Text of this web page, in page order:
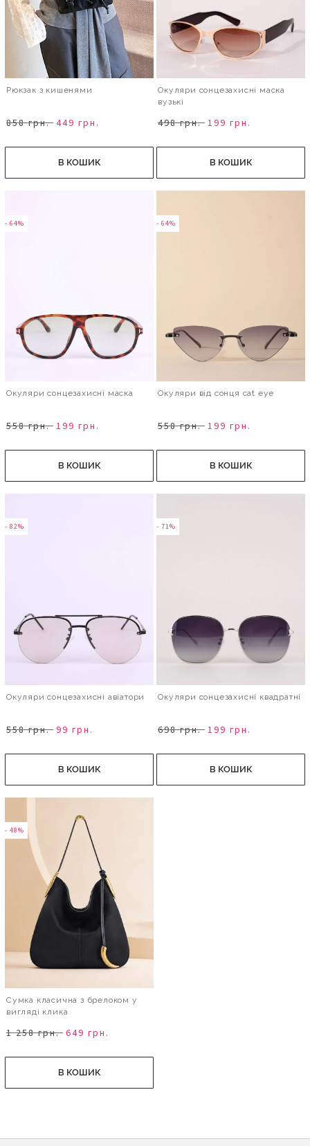
Рюкзак з кишенями
858 грн. 449 грн.
В КОШИК
Окуляри сонцезахисні маска
вузькі
498 грн. 199 грн.
В КОШИК
- 64%
Окуляри сонцезахисні маска
558 грн. 199 грн.
В КОШИК
- 64%
Окуляри від сонця cat eye
558 грн. 199 грн.
В КОШИК
- 82%
Окуляри сонцезахисні авіатори
558 грн. 99 грн.
В КОШИК
- 71%
Окуляри сонцезахисні квадратні
698 грн. 199 грн.
В КОШИК
- 48%
Сумка класична з брелоком у
вигляді клика
1 258 грн. 649 грн.
В КОШИК